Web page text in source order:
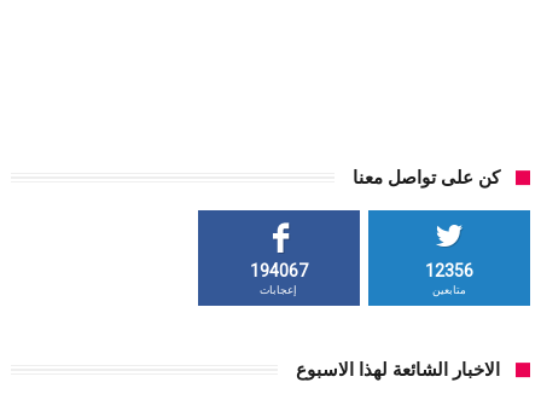
كن على تواصل معنا
12356
متابعين
194067
إعجابات
الاخبار الشائعة لهذا الاسبوع